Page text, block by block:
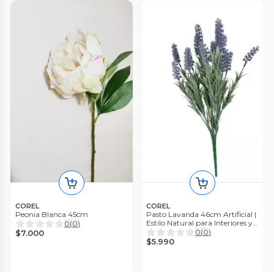
COREL
Peonia Blanca 45cm
0(0)
$7.000
COREL
Pasto Lavanda 46cm Artificial |
Estilo Natural para Interiores y
Vitrinas
0(0)
$5.990